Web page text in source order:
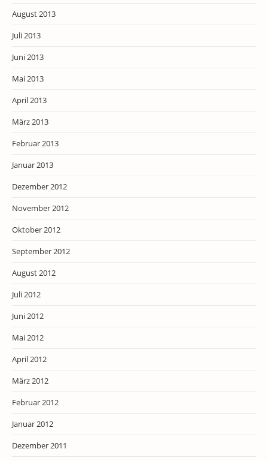
August 2013
Juli 2013
Juni 2013
Mai 2013
April 2013
März 2013
Februar 2013
Januar 2013
Dezember 2012
November 2012
Oktober 2012
September 2012
August 2012
Juli 2012
Juni 2012
Mai 2012
April 2012
März 2012
Februar 2012
Januar 2012
Dezember 2011